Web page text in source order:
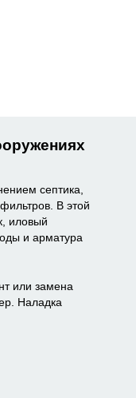
септика,
В этой
иловый
и арматура
или замена
Наладка